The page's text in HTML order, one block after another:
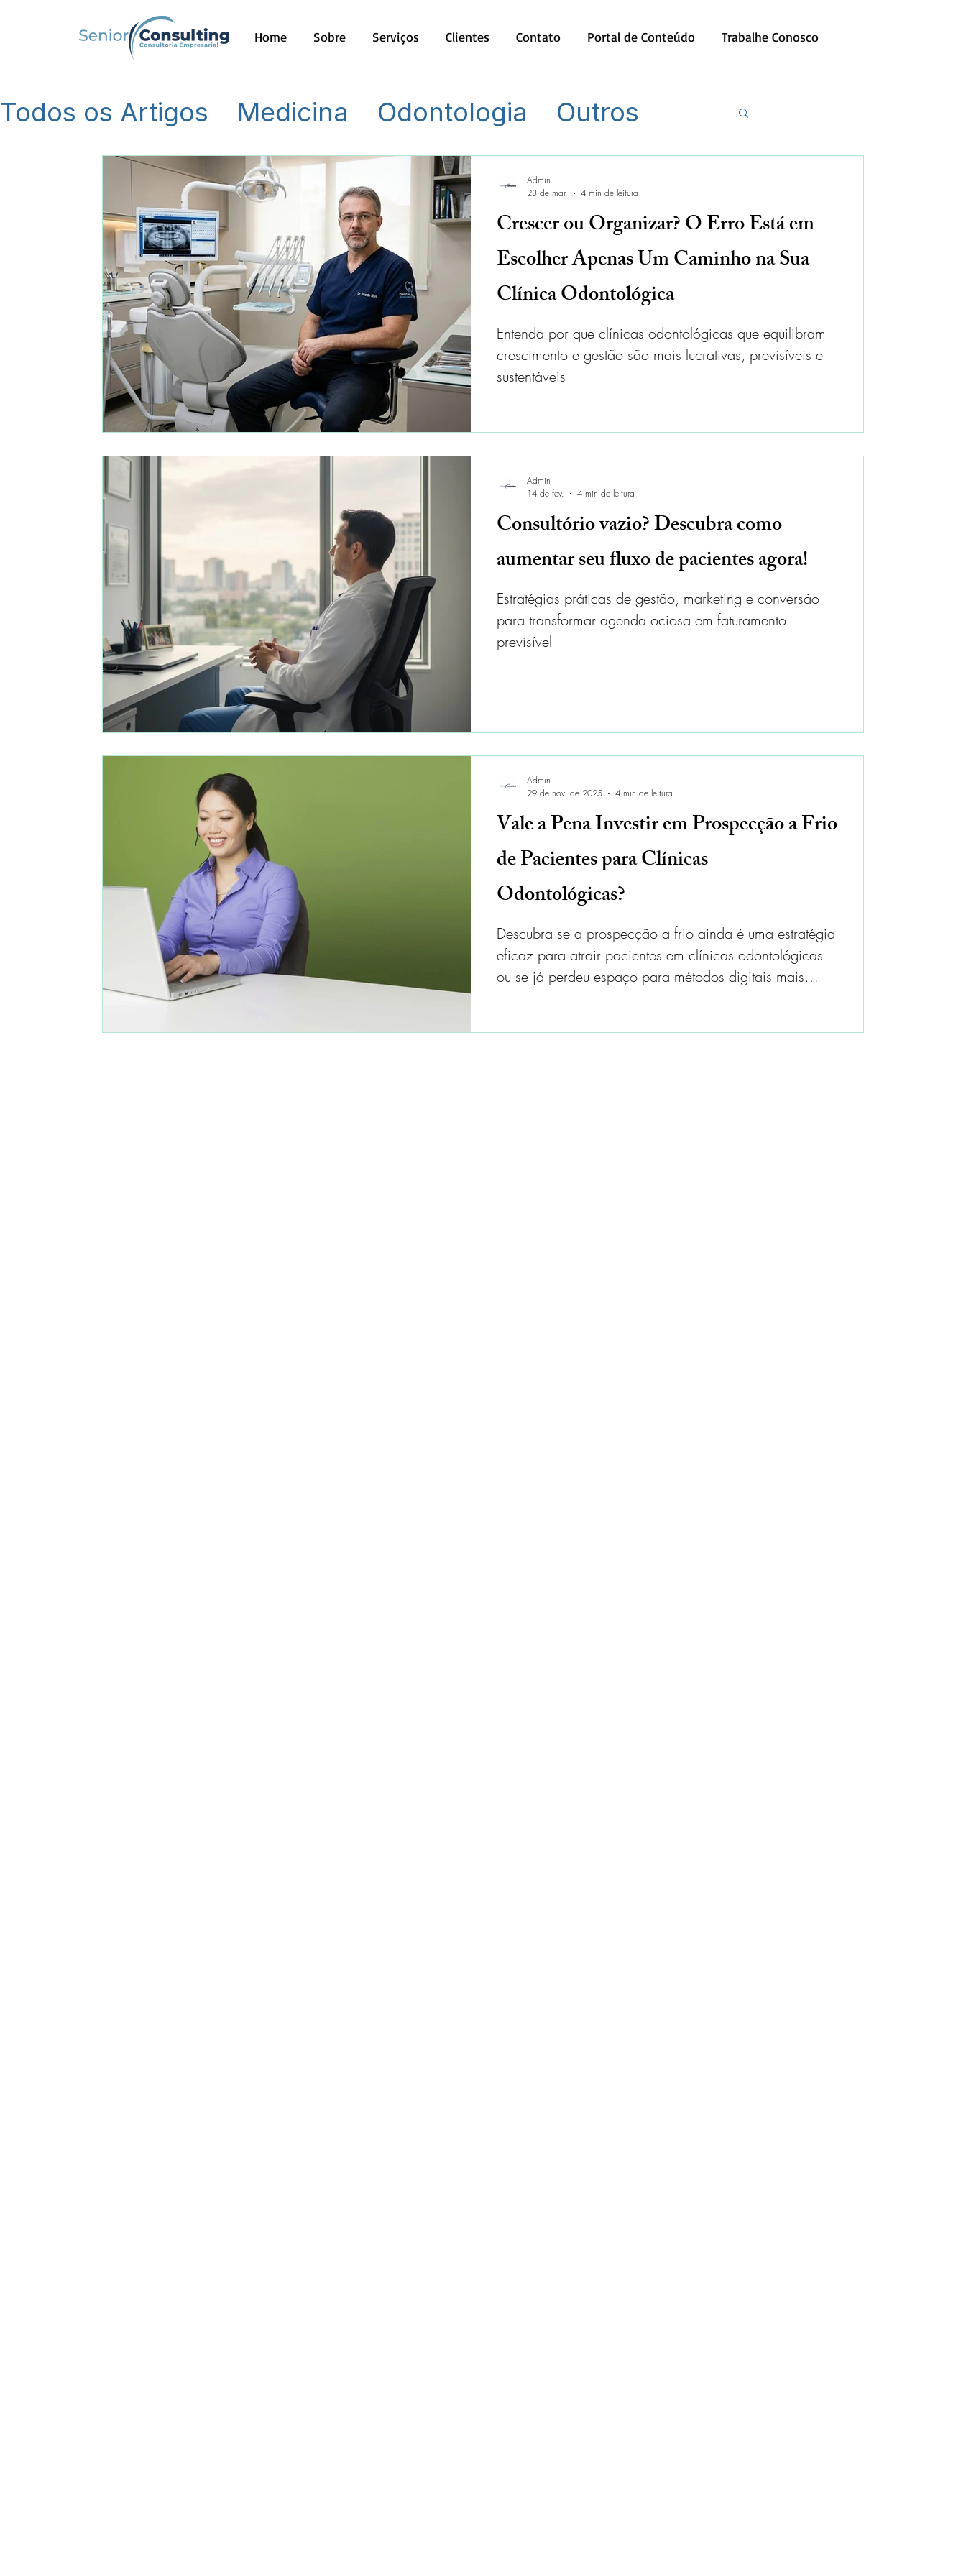
Home Sobre Serviços Clientes Contato Portal de Conteúdo Trabalhe Conosco
Todos os Artigos Medicina Odontologia Outros
Crescer ou Organizar? O Erro Está em
Escolher Apenas Um Caminho na Sua
Clínica Odontológica
Entenda por que clínicas odontológicas que equilibram
crescimento e gestão são mais lucrativas, previsíveis e
sustentáveis
Admin
23 de mar.
4 min de leitura
Consultório vazio? Descubra como
aumentar seu fluxo de pacientes agora!
Estratégias práticas de gestão, marketing e conversão
para transformar agenda ociosa em faturamento
previsível
Admin
14 de fev.
4 min de leitura
Vale a Pena Investir em Prospecção a Frio
de Pacientes para Clínicas
Odontológicas?
Descubra se a prospecção a frio ainda é uma estratégia
eficaz para atrair pacientes em clínicas odontológicas
ou se já perdeu espaço para métodos digitais mais
Admin
29 de nov. de 2025
4 min de leitura